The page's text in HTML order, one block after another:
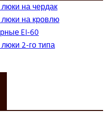
на чердак
на кровлю
EI-60
2-го типа